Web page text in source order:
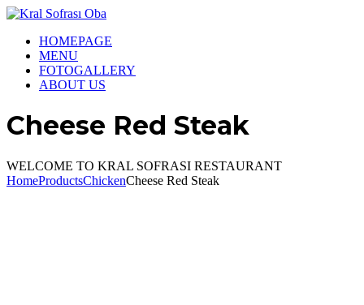
HOMEPAGE
MENU
FOTOGALLERY
ABOUT US
Cheese Red Steak
WELCOME TO KRAL SOFRASI RESTAURANT
HomeProductsChickenCheese Red Steak